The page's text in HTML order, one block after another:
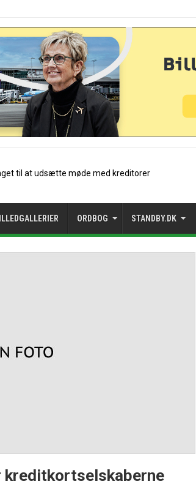
satte
ORDBOG STANDBY.DK
kreditkortselskaberne